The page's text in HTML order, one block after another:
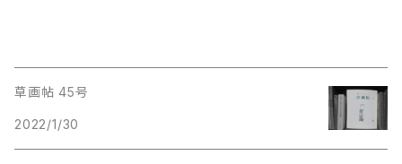
草画帖 45号
2022/1/30